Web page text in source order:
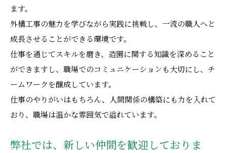
ます。
外構工事の魅力を学びながら実践に挑戦し、一流の職人へと
成長させることができる環境です。
仕事を通じてスキルを磨き、造園に関する知識を深めること
ができますし、職場でのコミュニケーションも大切にし、チ
ームワークを醸成しています。
仕事のやりがいはもちろん、人間関係の構築にも力を入れて
おり、職場は温かな雰囲気で溢れています。
弊社では、新しい仲間を歓迎しておりま